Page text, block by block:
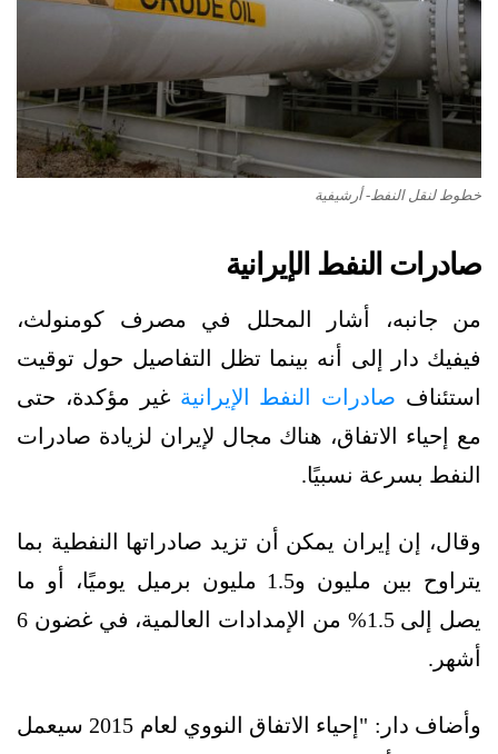
خطوط لنقل النفط- أرشيفية
صادرات النفط الإيرانية
من جانبه، أشار المحلل في مصرف كومنولث،
فيفيك دار إلى أنه بينما تظل التفاصيل حول توقيت
استئناف صادرات النفط الإيرانية غير مؤكدة، حتى
مع إحياء الاتفاق، هناك مجال لإيران لزيادة صادرات
النفط بسرعة نسبيًا.
وقال، إن إيران يمكن أن تزيد صادراتها النفطية بما
يتراوح بين مليون و1.5 مليون برميل يوميًا، أو ما
يصل إلى 1.5% من الإمدادات العالمية، في غضون 6
أشهر.
وأضاف دار: "إحياء الاتفاق النووي لعام 2015 سيعمل